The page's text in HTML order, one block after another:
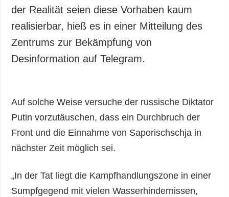
der Realität seien diese Vorhaben kaum
realisierbar, hieß es in einer Mitteilung des
Zentrums zur Bekämpfung von
Desinformation auf Telegram.
Auf solche Weise versuche der russische Diktator
Putin vorzutäuschen, dass ein Durchbruch der
Front und die Einnahme von Saporischschja in
nächster Zeit möglich sei.
„In der Tat liegt die Kampfhandlungszone in einer
Sumpfgegend mit vielen Wasserhindernissen,